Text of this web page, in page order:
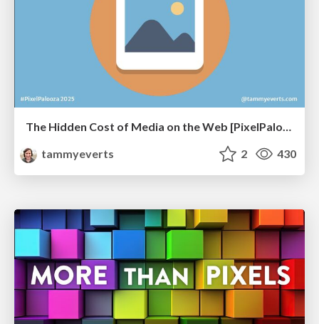
The Hidden Cost of Media on the Web [PixelPalooza 2025]
tammyeverts
2 430